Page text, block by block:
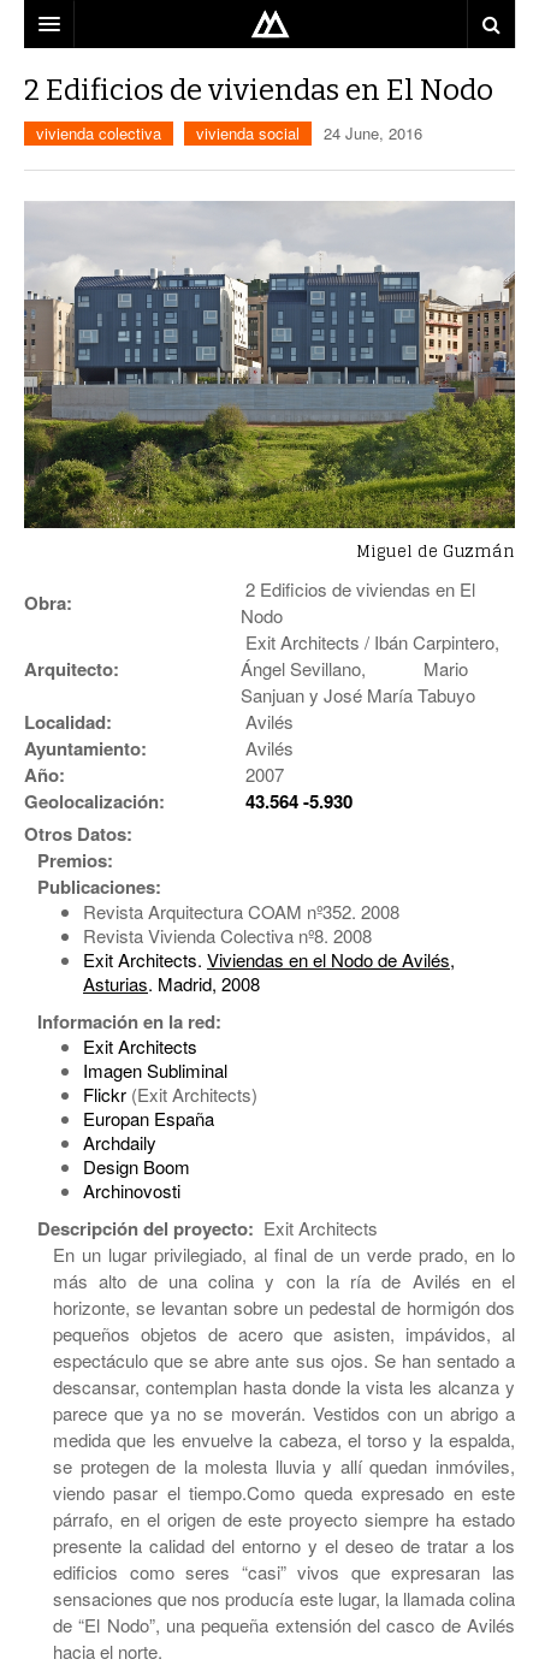
LOCALIZACIÓN
MAPA
EQUIPO
BLOG
CONTACTO
2 Edificios de viviendas en El Nodo
vivienda colectiva vivienda social 24 June, 2016
Miguel de Guzmán
Obra:
2 Edificios de viviendas en El
Nodo
Arquitecto:
Exit Architects / Ibán Carpintero,
Ángel Sevillano, Mario
Sanjuan y José María Tabuyo
Localidad: Avilés
Ayuntamiento: Avilés
Año: 2007
Geolocalización:
43.564 -5.930
Otros Datos:
Premios:
Publicaciones:
Revista Arquitectura COAM nº352. 2008
Revista Vivienda Colectiva nº8. 2008
Exit Architects. Viviendas en el Nodo de Avilés,
Asturias. Madrid, 2008
Información en la red:
Exit Architects
Imagen Subliminal
Flickr (Exit Architects)
Europan España
Archdaily
Design Boom
Archinovosti
Descripción del proyecto: Exit Architects
En un lugar privilegiado, al final de un verde prado, en lo
más alto de una colina y con la ría de Avilés en el
horizonte, se levantan sobre un pedestal de hormigón dos
pequeños objetos de acero que asisten, impávidos, al
espectáculo que se abre ante sus ojos. Se han sentado a
descansar, contemplan hasta donde la vista les alcanza y
parece que ya no se moverán. Vestidos con un abrigo a
medida que les envuelve la cabeza, el torso y la espalda,
se protegen de la molesta lluvia y allí quedan inmóviles,
viendo pasar el tiempo.Como queda expresado en este
párrafo, en el origen de este proyecto siempre ha estado
presente la calidad del entorno y el deseo de tratar a los
edificios como seres “casi” vivos que expresaran las
sensaciones que nos producía este lugar, la llamada colina
de “El Nodo”, una pequeña extensión del casco de Avilés
hacia el norte.